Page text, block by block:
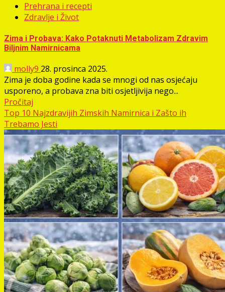
Prehrana i recepti
Zdravlje i Život
Zima i Probava: Kako Potaknuti Metabolizam Zdravim
Biljnim Namirnicama
molly9 28. prosinca 2025.
Zima je doba godine kada se mnogi od nas osjećaju
usporeno, a probava zna biti osjetljivija nego...
Pročitaj
Top 10 Najzdravijih Zimskih Namirnica i Zašto ih
Trebamo Jesti